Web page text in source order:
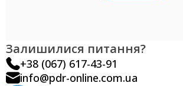
Залишилися питання?
+38 (067) 617-43-91
info@pdr-online.com.ua